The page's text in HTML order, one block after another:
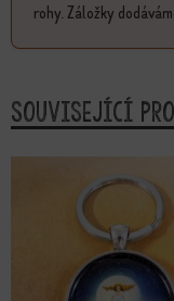
rohy. Záložky
Související